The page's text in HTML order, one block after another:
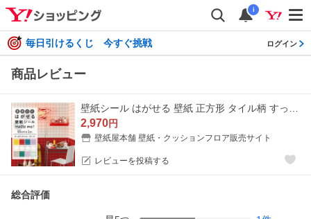
i
毎日引けるくじ 今すぐ挑戦 ログイン
商品レビュー
2,970円
壁紙屋本舗 壁紙・クッションフロア販売サイト
レビューを投稿する
総合評価